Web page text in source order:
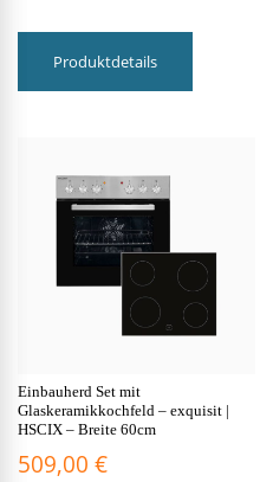
Produktdetails
Einbauherd Set mit
Glaskeramikkochfeld – exquisit |
HSCIX – Breite 60cm
509,00 €